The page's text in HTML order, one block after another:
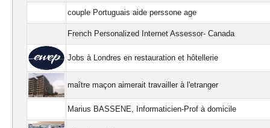
couple Portuguais aide perssone age
French Personalized Internet Assessor- Canada
Jobs à Londres en restauration et hôtellerie
maître maçon aimerait travailler à l'etranger
Marius BASSENE, Informaticien-Prof à domicile